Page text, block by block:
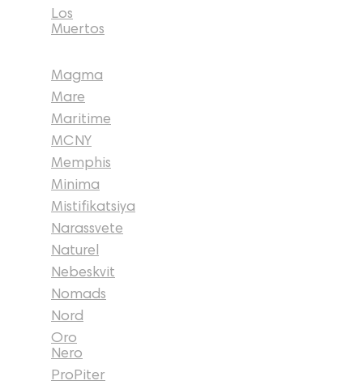
Los
Muertos
Magma
Mare
Maritime
MCNY
Memphis
Minima
Mistifikatsiya
Narassvete
Naturel
Nebeskvit
Nomads
Nord
Oro
Nero
ProPiter